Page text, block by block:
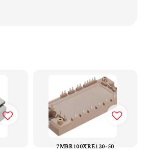
7MBR100XRE120-50